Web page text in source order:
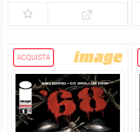
ACQUISTA